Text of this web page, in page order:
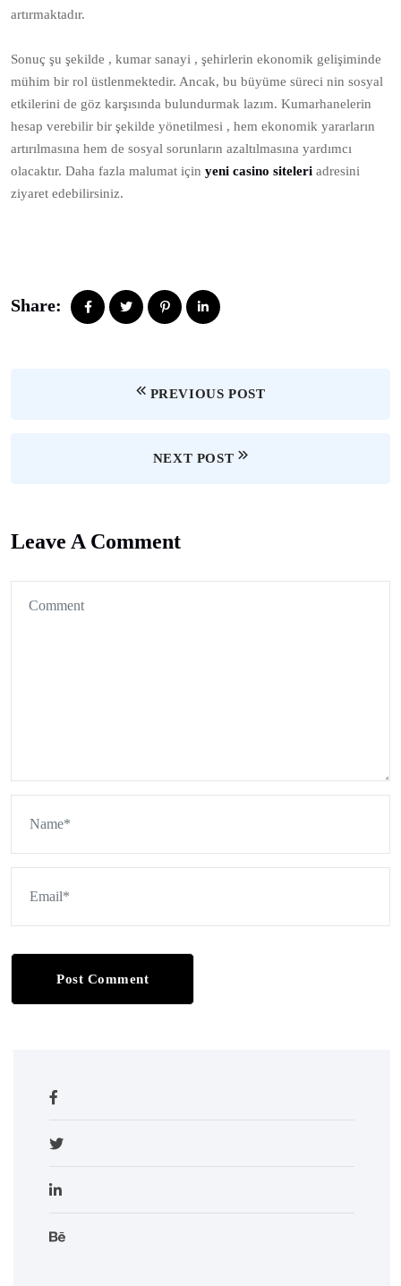
artırmaktadır.
Sonuç şu şekilde , kumar sanayi , şehirlerin ekonomik gelişiminde
mühim bir rol üstlenmektedir. Ancak, bu büyüme süreci nin sosyal
etkilerini de göz karşısında bulundurmak lazım. Kumarhanelerin
hesap verebilir bir şekilde yönetilmesi , hem ekonomik yararların
artırılmasına hem de sosyal sorunların azaltılmasına yardımcı
olacaktır. Daha fazla malumat için yeni casino siteleri adresini
ziyaret edebilirsiniz.
Share:
PREVIOUS POST
NEXT POST
Leave A Comment
Post Comment